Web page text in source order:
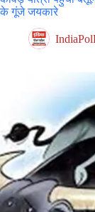
के गूंजे जयकारे